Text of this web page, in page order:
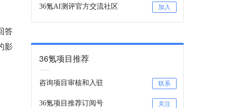
答
影
36氪AI测评官方交流社区 加入
36氪项目推荐
咨询项目审核和入驻 联系
36氪项目推荐订阅号 关注